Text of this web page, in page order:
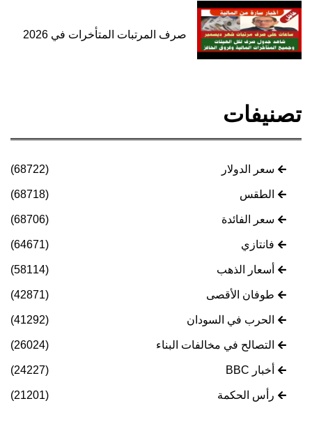
صرف المرتبات المتأخرات في 2026
تصنيفات
سعر الدولار (68722)
الطقس (68718)
سعر الفائدة (68706)
فانتازي (64671)
أسعار الذهب (58114)
طوفان الأقصى (42871)
الحرب في السودان (41292)
التصالح في مخالفات البناء (26024)
أخبار BBC (24227)
رأس الحكمة (21201)